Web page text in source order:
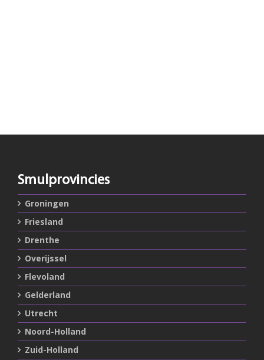
Smulprovincies
Groningen
Friesland
Drenthe
Overijssel
Flevoland
Gelderland
Utrecht
Noord-Holland
Zuid-Holland